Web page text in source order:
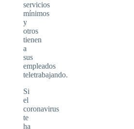
servicios
mínimos
y
otros
tienen
a
sus
empleados
teletrabajando.
Si
el
coronavirus
te
ha